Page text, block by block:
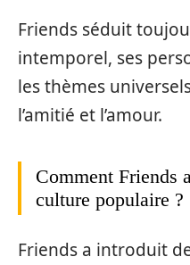
Friends séduit
intemporel, ses
les thèmes
l’amitié et l’amour.
Comment Friends
culture populaire ?
Friends a introduit